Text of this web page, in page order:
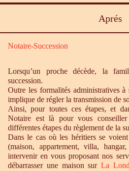
Aprés
Notaire-Succession
Lorsqu’un proche décède, la
succession.
Outre les formalités administratives à
implique de régler la transmission de
Ainsi, pour toutes ces étapes, et
Notaire est là pour vous
différentes étapes du règlement de la
Dans le cas où les héritiers se
(maison, appartement, villa,
intervenir en vous proposant nos
débarrasser une maison sur La